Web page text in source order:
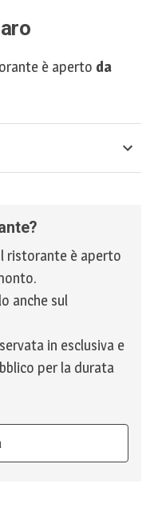
è aperto da
ristorante è aperto
anche sul
in esclusiva e
per la durata